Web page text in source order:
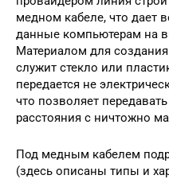
медном кабеле, что дает
данные компьютерам на
Материалом для
служит стекло или
передается не
что позволяет
расстояния с ничтожно
Под медным кабелем
(здесь описаны типы и